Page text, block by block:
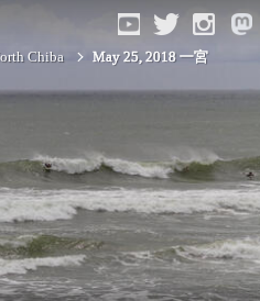
Chiba May 25, 2018 一宮